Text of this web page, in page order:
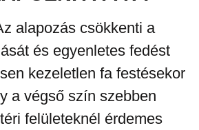
alapozás csökkenti a
és egyenletes fedést
kezeletlen fa festésekor
a végső szín szebben
felületeknél érdemes